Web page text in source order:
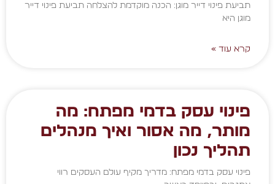
תביעת פינוי דייר מוגן: הכנה מוקדמת להצלחה תביעת פינוי דייר
מוגן היא
קרא עוד »
פינוי עסק בדמי מפתח: מה
מותר, מה אסור ואיך מנהלים
תהליך נכון
פינוי עסק בדמי מפתח: מדריך מקיף עולם העסקים רווי